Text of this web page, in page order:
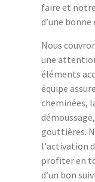
faire et
d’une
Nous
une
éléments
équipe
cheminées,
gouttières.
l'activation
profiter en
d’un bon